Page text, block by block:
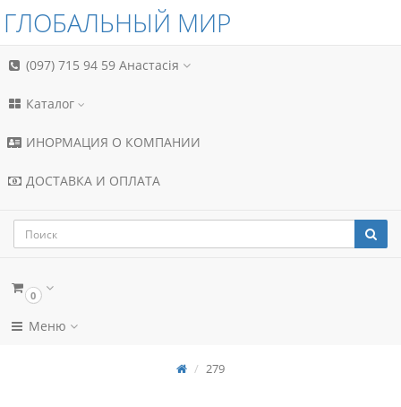
ГЛОБАЛЬНЫЙ МИР
(097) 715 94 59 Анастасія
Каталог
ИНОРМАЦИЯ О КОМПАНИИ
ДОСТАВКА И ОПЛАТА
0
Меню
279